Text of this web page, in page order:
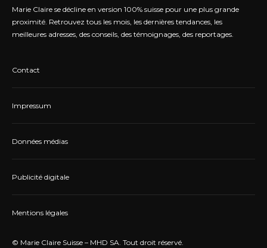
Marie Claire se décline en version 100% suisse pour une plus grande
proximité. Retrouvez tous les mois, les dernières tendances, les
meilleures adresses, des conseils, des témoignages, des reportages.
Contact
Impressum
Données médias
Publicité digitale
Mentions légales
© Marie Claire Suisse – MHD SA. Tout droit réservé.